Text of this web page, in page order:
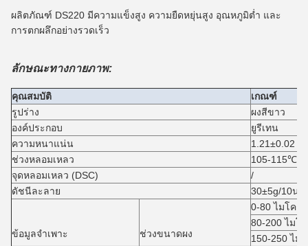
ผลิตภัณฑ์ DS220 มีความแข็งสูง ความยืดหยุ่นสูง อุณหภูมิต่ำ และ
การตกผลึกอย่างรวดเร็ว
ลักษณะทางกายภาพ:
คุณสมบัติ
เกณฑ์
รูปร่าง
ผงสีขาว
องค์ประกอบ
ยูรีเทน
ความหนาแน่น
1.21±0.02 ก
ช่วงหลอมเหลว
105-115℃
จุดหลอมเหลว (DSC)
/
ดัชนีละลาย
30±5g/10นา
ข้อมูลจำเพาะ ช่วงขนาดผง
0-80 ไมโคร
80-200 ไมโ
150-250 ไม